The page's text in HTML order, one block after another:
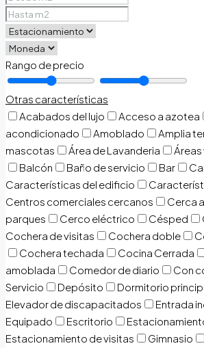
Rango de precio
Otras características
Acabados del lujo
Acceso a azotea
acondicionado
Amoblado Amplia
mascotas
Área de Lavanderia
Balcón
Baño de servicio Bar
Características del edificio
Centros comerciales cercanos
Cerca
parques
Cerco eléctrico Césped
Cochera de visitas
Cochera doble
Cochera techada
Cocina Cerrada
amoblada
Comedor de diario Con
Servicio
Depósito
Dormitorio
Elevador de discapacitados
Entrada
Equipado
Escritorio
Estacionamiento de visitas
Gimnasio